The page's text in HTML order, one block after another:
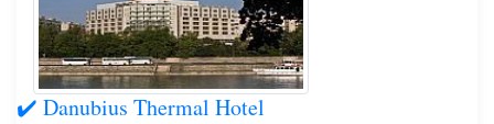
✔️ Danubius Thermal Hotel